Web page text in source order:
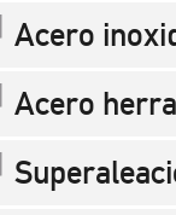
Acero
Acero